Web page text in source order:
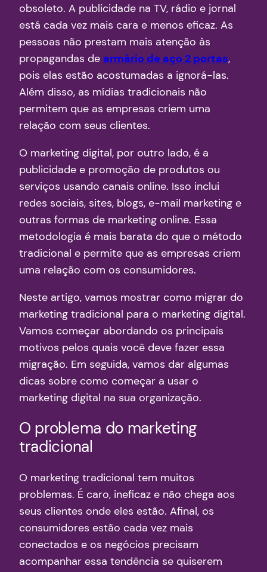
obsoleto. A publicidade na TV, rádio e jornal
está cada vez mais cara e menos eficaz. As
pessoas não prestam mais atenção às
propagandas de armário de aço 2 portas,
pois elas estão acostumadas a ignorá-las.
Além disso, as mídias tradicionais não
permitem que as empresas criem uma
relação com seus clientes.
O marketing digital, por outro lado, é a
publicidade e promoção de produtos ou
serviços usando canais online. Isso inclui
redes sociais, sites, blogs, e-mail marketing e
outras formas de marketing online. Essa
metodologia é mais barata do que o método
tradicional e permite que as empresas criem
uma relação com os consumidores.
Neste artigo, vamos mostrar como migrar do
marketing tradicional para o marketing digital.
Vamos começar abordando os principais
motivos pelos quais você deve fazer essa
migração. Em seguida, vamos dar algumas
dicas sobre como começar a usar o
marketing digital na sua organização.
O problema do marketing
tradicional
O marketing tradicional tem muitos
problemas. É caro, ineficaz e não chega aos
seus clientes onde eles estão. Afinal, os
consumidores estão cada vez mais
conectados e os negócios precisam
acompanhar essa tendência se quiserem